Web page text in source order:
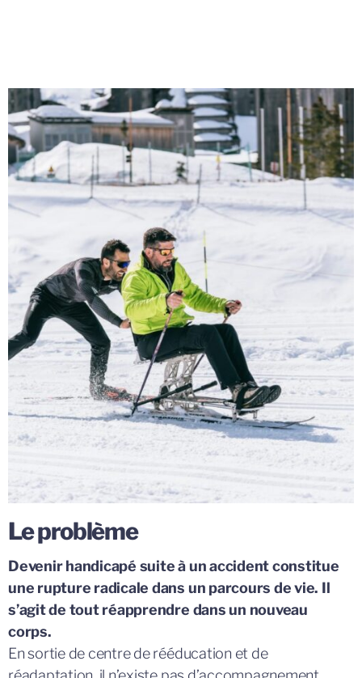
Le problème
Devenir handicapé suite à un accident constitue
une rupture radicale dans un parcours de vie. Il
s’agit de tout réapprendre dans un nouveau
corps.
En sortie de centre de rééducation et de